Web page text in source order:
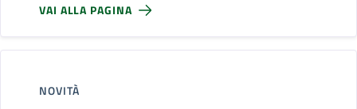
VAI ALLA PAGINA
NOVITÀ